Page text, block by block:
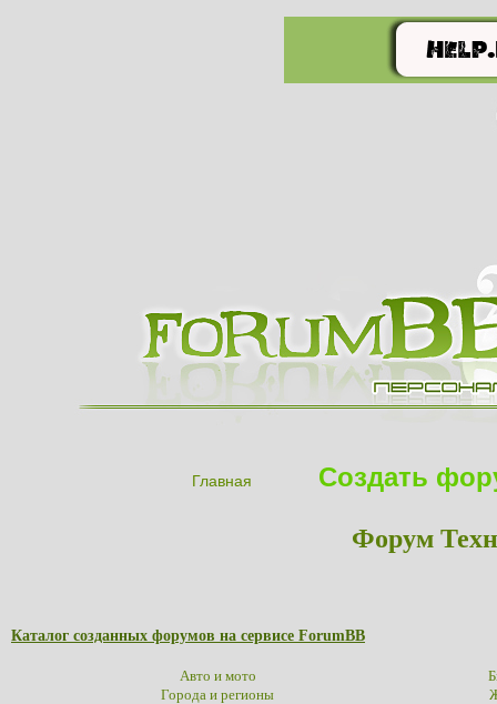
Главная Создать
Форум
Каталог созданных форумов на сервисе ForumBB
Авто и мото
Города и регионы